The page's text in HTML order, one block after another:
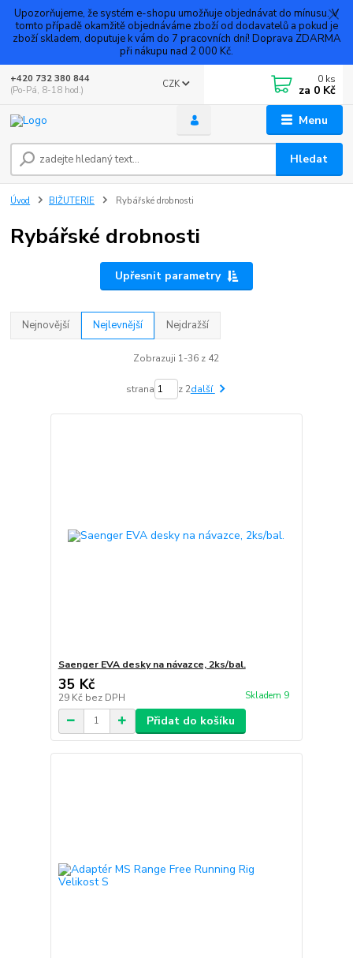
Upozorňujeme, že systém e-shopu umožňuje objednávat do mínusu. V
tomto případě okamžitě objednáváme zboží od dodavatelů a pokud je
zboží skladem, doputuje k vám do 7 pracovních dní! Doprava ZDARMA
při nákupu nad 2 000 Kč.
Menu
CZK
Hledat
+420 732 380 844
(Po-Pá, 8-18 hod.)
0 ks
za 0 Kč
Úvod BIŽUTERIE Rybářské drobnosti
Rybářské drobnosti
Upřesnit parametry
Nejnovější Nejlevnější Nejdražší
Zobrazuji 1-36 z 42
strana z 2další
Saenger EVA desky na návazce, 2ks/bal.
35 Kč
29 Kč bez DPH Skladem 9
Přidat do košíku